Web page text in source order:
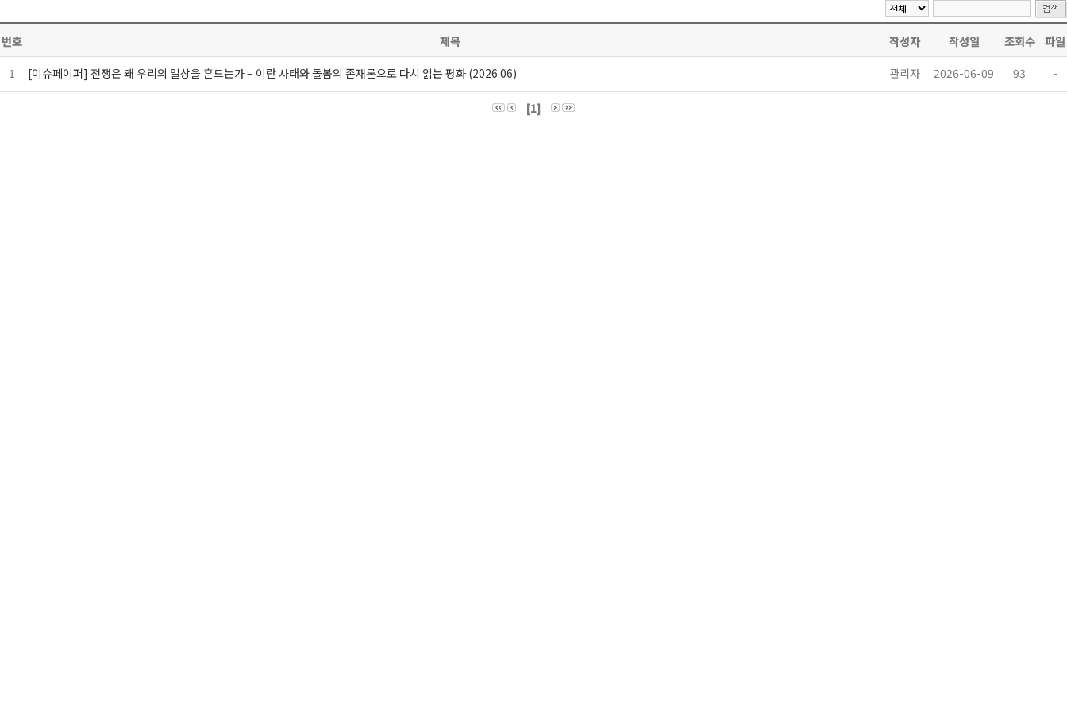
번호 제목 작성자 작성일 조회수 파일
1 [이슈페이퍼] 전쟁은 왜 우리의 일상을 흔드는가 – 이란 사태와 돌봄의 존재론으로 다시 읽는 평화 (2026.06) 관리자 2026-06-09 93 -
[1]